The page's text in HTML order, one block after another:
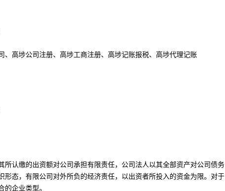
、高埗公司注册、高埗工商注册、高埗记账报税、高埗代理记账
所认缴的出资额对公司承担有限责任，公司法人以其全部资产对公司债务
形态，有限公司对外所负的经济责任，以出资者所投入的资金为限。对于
的企业类型。